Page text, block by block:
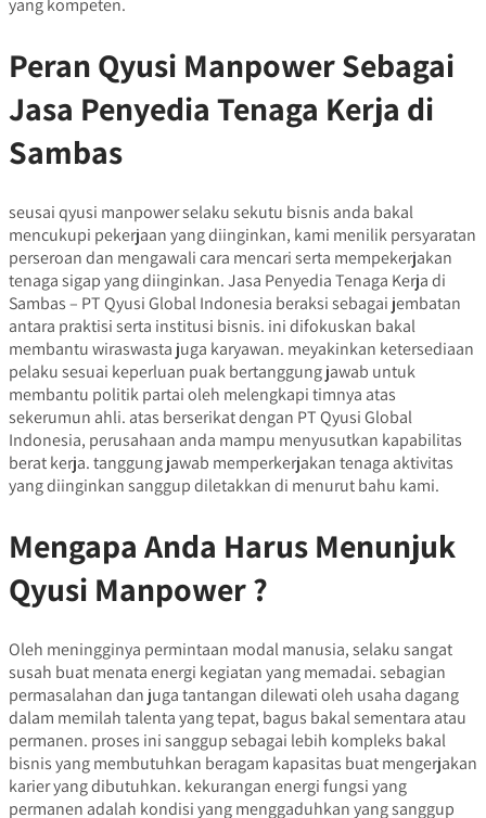
yang kompeten.
Peran Qyusi Manpower Sebagai
Jasa Penyedia Tenaga Kerja di
Sambas
seusai qyusi manpower selaku sekutu bisnis anda bakal
mencukupi pekerjaan yang diinginkan, kami menilik persyaratan
perseroan dan mengawali cara mencari serta mempekerjakan
tenaga sigap yang diinginkan. Jasa Penyedia Tenaga Kerja di
Sambas – PT Qyusi Global Indonesia beraksi sebagai jembatan
antara praktisi serta institusi bisnis. ini difokuskan bakal
membantu wiraswasta juga karyawan. meyakinkan ketersediaan
pelaku sesuai keperluan puak bertanggung jawab untuk
membantu politik partai oleh melengkapi timnya atas
sekerumun ahli. atas berserikat dengan PT Qyusi Global
Indonesia, perusahaan anda mampu menyusutkan kapabilitas
berat kerja. tanggung jawab memperkerjakan tenaga aktivitas
yang diinginkan sanggup diletakkan di menurut bahu kami.
Mengapa Anda Harus Menunjuk
Qyusi Manpower ?
Oleh meningginya permintaan modal manusia, selaku sangat
susah buat menata energi kegiatan yang memadai. sebagian
permasalahan dan juga tantangan dilewati oleh usaha dagang
dalam memilah talenta yang tepat, bagus bakal sementara atau
permanen. proses ini sanggup sebagai lebih kompleks bakal
bisnis yang membutuhkan beragam kapasitas buat mengerjakan
karier yang dibutuhkan. kekurangan energi fungsi yang
permanen adalah kondisi yang menggaduhkan yang sanggup